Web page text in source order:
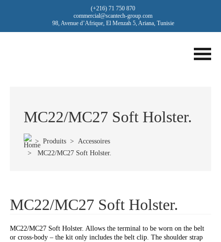
(+216) 71 750 870
commercial@scantech-group.com
98, Avenue d’Afrique, El Menzah 5, Ariana, Tunisie
MC22/MC27 Soft Holster.
> Produits > Accessoires
> MC22/MC27 Soft Holster.
MC22/MC27 Soft Holster.
MC22/MC27 Soft Holster. Allows the terminal to be worn on the belt
or cross-body – the kit only includes the belt clip. The shoulder strap